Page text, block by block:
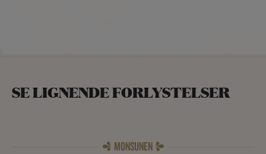
SE LIGNENDE FORLYSTELSER
MONSUNEN